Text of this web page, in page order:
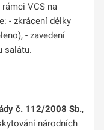
VCS na
- zkrácení délky
- zavedení
salátu.
č. 112/2008 Sb.,
národních